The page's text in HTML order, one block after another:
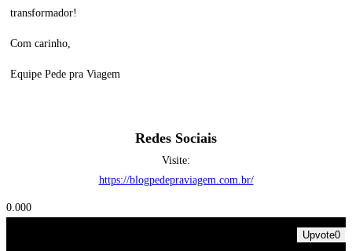
transformador!
Com carinho,
Equipe Pede pra Viagem
Redes Sociais
Visite:
https://blogpedepraviagem.com.br/
0.000
Upvote0